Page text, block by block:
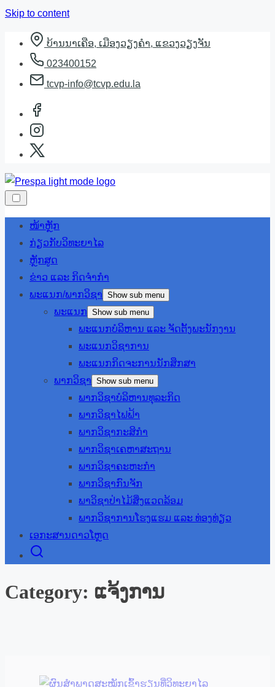
Skip to content
ບ້ານນາເຄືອ, ເມືອງວຽງຄຳ, ແຂວງວຽງຈັນ
023400152
tcvp-info@tcvp.edu.la
ໜ້າຫຼັກ
ກ່ຽວກັບວິທະຍາໄລ
ຫຼັກສູດ
ຂ່າວ ແລະ ກິດຈຳກຳ
ພະແນກ/ພາກວິຊາ Show sub menu
ພະແນກ Show sub menu
ພະແນກບໍລິຫານ ແລະ ຈັດຕັ້ງພະນັກງານ
ພະແນກວິຊາການ
ພະແນກກິດຈະການນັກສຶກສາ
ພາກວິຊາ Show sub menu
ພາກວິຊາບໍລິຫານທຸລະກິດ
ພາກວິຊາໄຟຟ້າ
ພາກວິຊາກະສິກຳ
ພາກວິຊາເຄຫາສະຖານ
ພາກວິຊາຄະຫະກຳ
ພາກວິຊາກົນຈັກ
ພາວິຊາປ່າໄມ້ສິ່ງແວດລ້ອມ
ພາກວິຊາການໂຮງແຮມ ແລະ ທ່ອງທ່ຽວ
ເອກະສານດາວໂຫຼດ
Category: ແຈ້ງການ